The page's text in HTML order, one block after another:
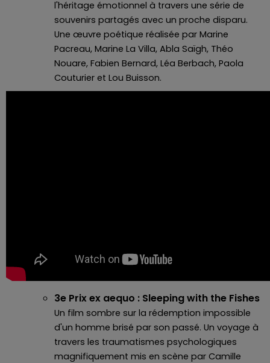
l'héritage émotionnel à travers une série de
souvenirs partagés avec un proche disparu.
Une œuvre poétique réalisée par Marine
Pacreau, Marine La Villa, Abla Saïgh, Théo
Nouare, Fabien Bernard, Léa Berbach, Paola
Couturier et Lou Buisson.
3e Prix ex aequo : Sleeping with the Fishes
Un film sombre sur la rédemption impossible
d'un homme brisé par son passé. Un voyage à
travers les traumatismes psychologiques
magnifiquement mis en scène par Camille